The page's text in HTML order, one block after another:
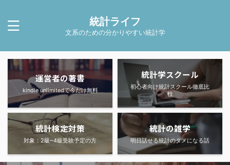
統計ライフ
文系のための分かりやすい統計学
運営者の著書
kindle unlimitedで今だけ無料
統計学スクール
初心者向け統計スクール徹底比
較
統計検定対策
対象：2級~4級受験予定の方
統計の雑学
明日話せる統計のタメになる話